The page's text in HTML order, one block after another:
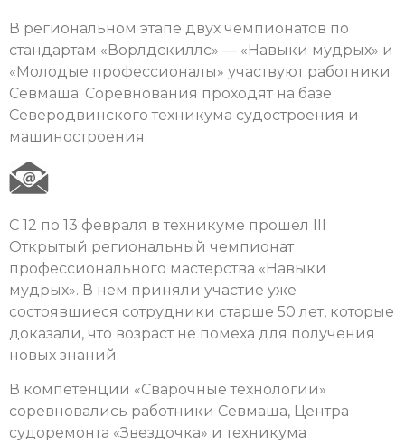
В региональном этапе двух чемпионатов по
стандартам «Ворлдскиллс» — «Навыки мудрых» и
«Молодые профессионалы» участвуют работники
Севмаша. Соревнования проходят на базе
Северодвинского техникума судостроения и
машиностроения.
C 12 по 13 февраля в техникуме прошел III
Открытый региональный чемпионат
профессионального мастерства «Навыки
мудрых». В нем приняли участие уже
состоявшиеся сотрудники старше 50 лет, которые
доказали, что возраст не помеха для получения
новых знаний.
В компетенции «Сварочные технологии»
соревновались работники Севмаша, Центра
судоремонта «Звездочка» и техникума